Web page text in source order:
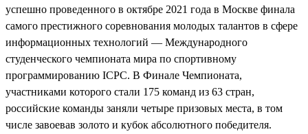
успешно проведенного в октябре 2021 года в Москве финала
самого престижного соревнования молодых талантов в сфере
информационных технологий — Международного
студенческого чемпионата мира по спортивному
программированию ICPC. В Финале Чемпионата,
участниками которого стали 175 команд из 63 стран,
российские команды заняли четыре призовых места, в том
числе завоевав золото и кубок абсолютного победителя.